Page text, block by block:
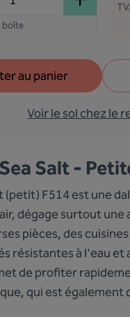
boîte
au panier
Voir le sol chez le
Sea Salt -
(petit) F514 est une
dégage surtout une
pièces, des
résistantes à l'eau et
de profiter
qui est également